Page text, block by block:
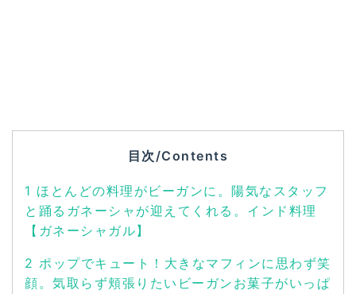
目次/Contents
1 ほとんどの料理がビーガンに。陽気なスタッフ
と踊るガネーシャが迎えてくれる。インド料理
【ガネーシャガル】
2 ポップでキュート！大きなマフィンに思わず笑
顔。気取らず頬張りたいビーガンお菓子がいっぱ